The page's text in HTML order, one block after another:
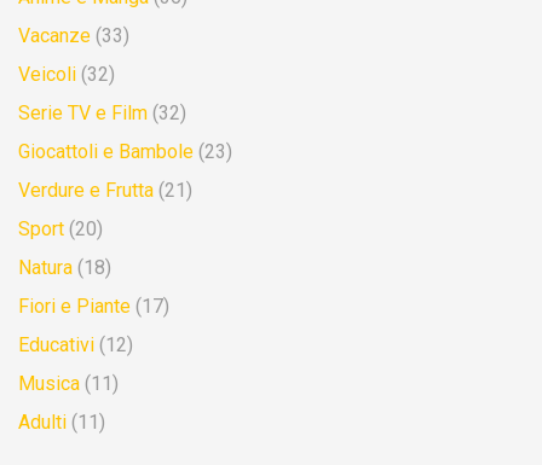
Vacanze (33)
Veicoli (32)
Serie TV e Film (32)
Giocattoli e Bambole (23)
Verdure e Frutta (21)
Sport (20)
Natura (18)
Fiori e Piante (17)
Educativi (12)
Musica (11)
Adulti (11)